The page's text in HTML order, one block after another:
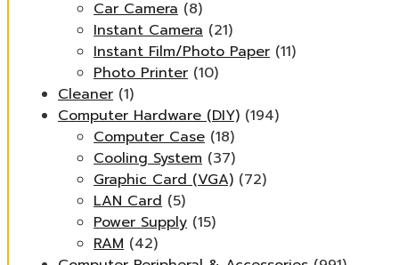
Car Camera (8)
Instant Camera (21)
Instant Film/Photo Paper (11)
Photo Printer (10)
Cleaner (1)
Computer Hardware (DIY) (194)
Computer Case (18)
Cooling System (37)
Graphic Card (VGA) (72)
LAN Card (5)
Power Supply (15)
RAM (42)